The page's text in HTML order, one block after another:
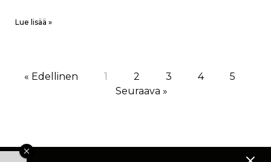
Lue lisää »
« Edellinen 1 2 3 4
5
Seuraava »